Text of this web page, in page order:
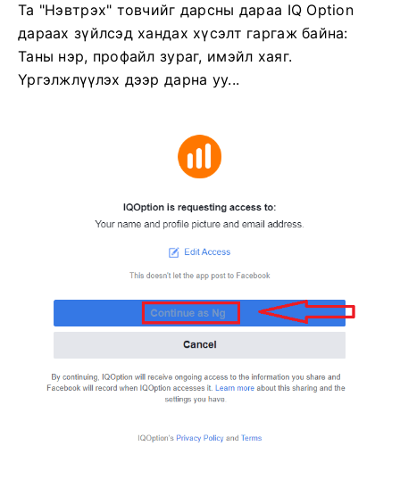
Та "Нэвтрэх" товчийг дарсны дараа IQ Option
дараах зүйлсэд хандах хүсэлт гаргаж байна:
Таны нэр, профайл зураг, имэйл хаяг.
Үргэлжлүүлэх дээр дарна уу...